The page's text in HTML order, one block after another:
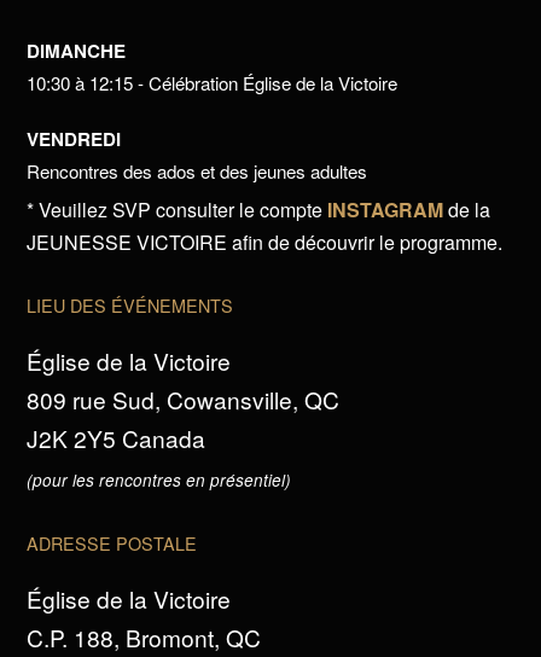
DIMANCHE
10:30 à 12:15 - Célébration Église de la Victoire
VENDREDI
Rencontres des ados et des jeunes adultes
* Veuillez SVP consulter le compte INSTAGRAMde la
JEUNESSE VICTOIRE afin de découvrir le programme.
LIEU DES ÉVÉNEMENTS
Église de la Victoire
809 rue Sud, Cowansville, QC
J2K 2Y5 Canada
(pour les rencontres en présentiel)
ADRESSE POSTALE
Église de la Victoire
C.P. 188, Bromont, QC